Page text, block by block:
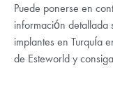
Puede ponerse en
información detallada
implantes en Turquía
de Esteworld y